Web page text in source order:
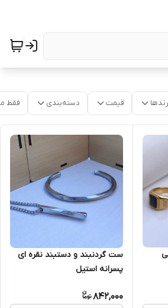
قیمت دسته‌بندی فقط
ست گردنبند و دستبند نقره ای
پسرانه استیل
842,000